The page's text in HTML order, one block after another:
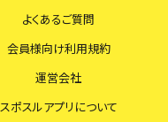
よくあるご質問
会員様向け利用規約
運営会社
スポスルアプリについて